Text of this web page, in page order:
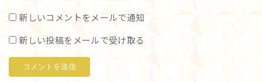
新しいコメントをメールで通知
新しい投稿をメールで受け取る